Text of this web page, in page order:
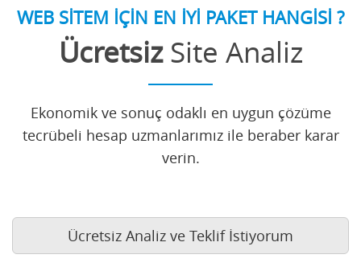
WEB SİTEM İÇİN EN İYİ PAKET HANGİSİ ?
ÜcretsizSite Analiz
Ekonomik ve sonuç odaklı en uygun çözüme
tecrübeli hesap uzmanlarımız ile beraber karar
verin.
Ücretsiz Analiz ve Teklif İstiyorum